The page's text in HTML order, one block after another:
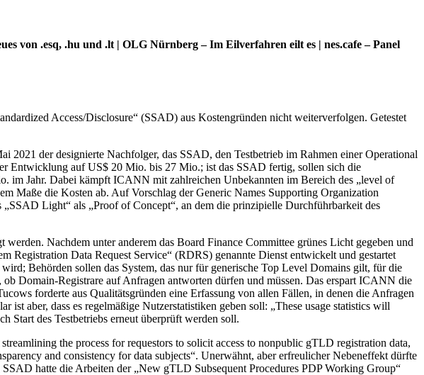
von .esq, .hu und .lt | OLG Nürnberg – Im Eilverfahren eilt es | nes.cafe – Panel
Access/Disclosure“ (SSAD) aus Kostengründen nicht weiterverfolgen. Getestet
der designierte Nachfolger, das SSAD, den Testbetrieb im Rahmen einer Operational
Entwicklung auf US$ 20 Mio. bis 27 Mio.; ist das SSAD fertig, sollen sich die
im Jahr. Dabei kämpft ICANN mit zahlreichen Unbekannten im Bereich des „level of
Maße die Kosten ab. Auf Vorschlag der Generic Names Supporting Organization
Light“ als „Proof of Concept“, an dem die prinzipielle Durchführbarkeit des
Nachdem unter anderem das Board Finance Committee grünes Licht gegeben und
Registration Data Request Service“ (RDRS) genannte Dienst entwickelt und gestartet
Behörden sollen das System, das nur für generische Top Level Domains gilt, für die
Domain-Registrare auf Anfragen antworten dürfen und müssen. Das erspart ICANN die
forderte aus Qualitätsgründen eine Erfassung von allen Fällen, in denen die Anfragen
aber, dass es regelmäßige Nutzerstatistiken geben soll: „These usage statistics will
Start des Testbetriebs erneut überprüft werden soll.
the process for requestors to solicit access to nonpublic gTLD registration data,
and consistency for data subjects“. Unerwähnt, aber erfreulicher Nebeneffekt dürfte
hatte die Arbeiten der „New gTLD Subsequent Procedures PDP Working Group“